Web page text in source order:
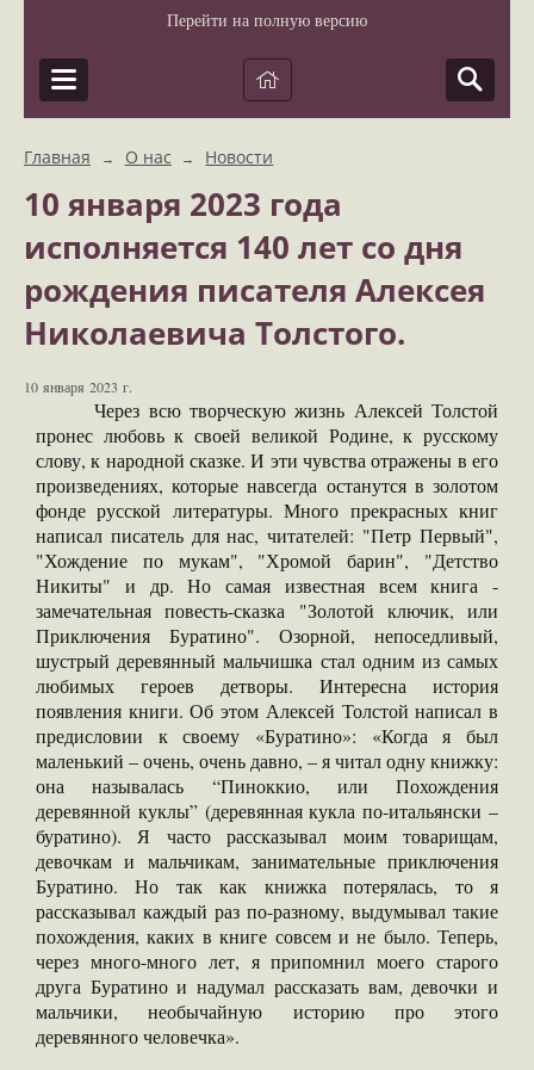
Перейти на полную версию
Главная → О нас → Новости
10 января 2023 года
исполняется 140 лет со дня
рождения писателя Алексея
Николаевича Толстого.
10 января 2023 г.
Через всю творческую жизнь Алексей Толстой
пронес любовь к своей великой Родине, к русскому
слову, к народной сказке. И эти чувства отражены в его
произведениях, которые навсегда останутся в золотом
фонде русской литературы. Много прекрасных книг
написал писатель для нас, читателей: "Петр Первый",
"Хождение по мукам", "Хромой барин", "Детство
Никиты" и др. Но самая известная всем книга -
замечательная повесть-сказка "Золотой ключик, или
Приключения Буратино". Озорной, непоседливый,
шустрый деревянный мальчишка стал одним из самых
любимых героев детворы. Интересна история
появления книги. Об этом Алексей Толстой написал в
предисловии к своему «Буратино»: «Когда я был
маленький – очень, очень давно, – я читал одну книжку:
она называлась “Пиноккио, или Похождения
деревянной куклы” (деревянная кукла по-итальянски –
буратино). Я часто рассказывал моим товарищам,
девочкам и мальчикам, занимательные приключения
Буратино. Но так как книжка потерялась, то я
рассказывал каждый раз по-разному, выдумывал такие
похождения, каких в книге совсем и не было. Теперь,
через много-много лет, я припомнил моего старого
друга Буратино и надумал рассказать вам, девочки и
мальчики, необычайную историю про этого
деревянного человечка».